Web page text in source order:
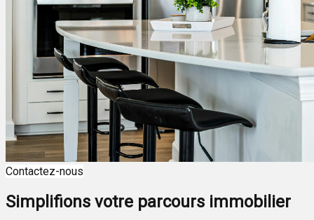
Contactez-nous
Simplifions votre parcours immobilier